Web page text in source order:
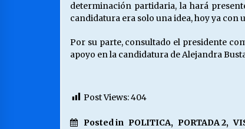
determinación partidaria, la hará
candidatura era solo una idea, hoy ya
Por su parte, consultado el presidente
apoyo en la candidatura de Alejandra
Post Views:404
Posted in POLITICA, PORTADA 2,